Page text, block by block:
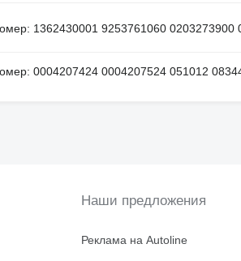
1362430001 9253761060
0004207424 0004207524 051012
Наши предложения
Реклама на Autoline